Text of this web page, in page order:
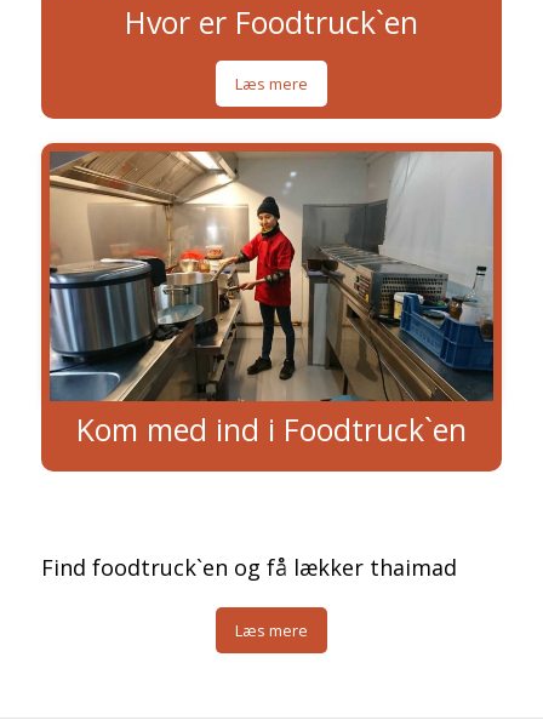
Hvor er Foodtruck`en
Læs mere
Kom med ind i Foodtruck`en
Find foodtruck`en og få lækker thaimad
Læs mere